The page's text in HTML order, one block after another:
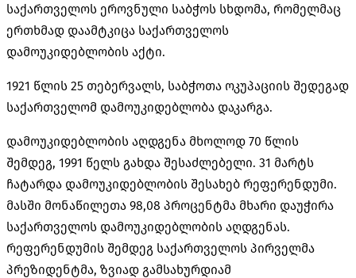
საქართველოს ეროვნული საბჭოს სხდომა, რომელმაც
ერთხმად დაამტკიცა საქართველოს
დამოუკიდებლობის აქტი.
1921 წლის 25 თებერვალს, საბჭოთა ოკუპაციის შედეგად
საქართველომ დამოუკიდებლობა დაკარგა.
დამოუკიდებლობის აღდგენა მხოლოდ 70 წლის
შემდეგ, 1991 წელს გახდა შესაძლებელი. 31 მარტს
ჩატარდა დამოუკიდებლობის შესახებ რეფერენდუმი.
მასში მონაწილეთა 98,08 პროცენტმა მხარი დაუჭირა
საქართველოს დამოუკიდებლობის აღდგენას.
რეფერენდუმის შემდეგ საქართველოს პირველმა
პრეზიდენტმა, ზვიად გამსახურდიამ